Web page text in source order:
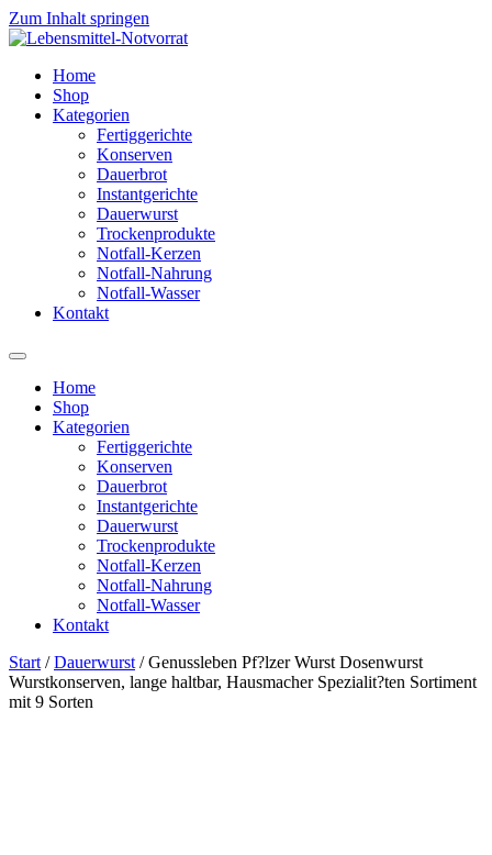
Zum Inhalt springen
Home
Shop
Kategorien
Fertiggerichte
Konserven
Dauerbrot
Instantgerichte
Dauerwurst
Trockenprodukte
Notfall-Kerzen
Notfall-Nahrung
Notfall-Wasser
Kontakt
Home
Shop
Kategorien
Fertiggerichte
Konserven
Dauerbrot
Instantgerichte
Dauerwurst
Trockenprodukte
Notfall-Kerzen
Notfall-Nahrung
Notfall-Wasser
Kontakt
Start /Dauerwurst / Genussleben Pf?lzer Wurst Dosenwurst
Wurstkonserven, lange haltbar, Hausmacher Spezialit?ten Sortiment
mit 9 Sorten